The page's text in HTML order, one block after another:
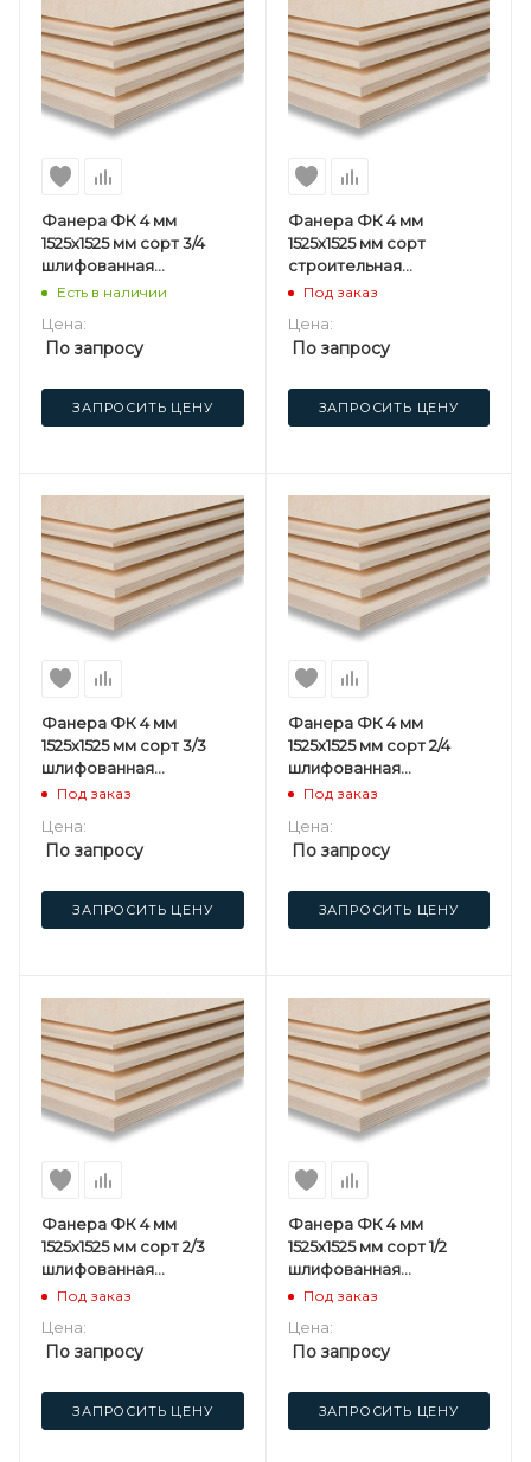
Фанера ФК 4 мм
1525х1525 мм сорт 3/4
шлифованная
березовая
Есть в наличии
Цена:
По запросу
ЗАПРОСИТЬ ЦЕНУ
Фанера ФК 4 мм
1525х1525 мм сорт
строительная
нешлифованная
Под заказ
Цена:
По запросу
ЗАПРОСИТЬ ЦЕНУ
Фанера ФК 4 мм
1525х1525 мм сорт 3/3
шлифованная
березовая
Под заказ
Цена:
По запросу
ЗАПРОСИТЬ ЦЕНУ
Фанера ФК 4 мм
1525х1525 мм сорт 2/4
шлифованная
березовая
Под заказ
Цена:
По запросу
ЗАПРОСИТЬ ЦЕНУ
Фанера ФК 4 мм
1525х1525 мм сорт 2/3
шлифованная
березовая
Под заказ
Цена:
По запросу
ЗАПРОСИТЬ ЦЕНУ
Фанера ФК 4 мм
1525х1525 мм сорт 1/2
шлифованная
березовая
Под заказ
Цена:
По запросу
ЗАПРОСИТЬ ЦЕНУ